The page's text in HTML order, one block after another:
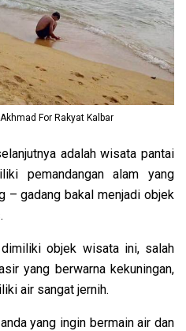
For Rakyat Kalbar
adalah wisata pantai
pemandangan alam yang
– gadang bakal menjadi objek
objek wisata ini, salah
yang berwarna kekuningan,
air sangat jernih.
yang ingin bermain air dan